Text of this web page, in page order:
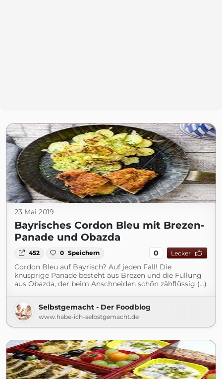
23 Mai 2019
Bayrisches Cordon Bleu mit Brezen-
Panade und Obazda
452 0 Speichern 0 Lecker
Cordon Bleu auf Bayrisch? Auf jeden Fall! Die
knusprige Panade besteht aus Brezen und die Füllung
aus Obazda, der beim Anschneiden schön zähflüssig (...)
Selbstgemacht - Der Foodblog
www.habe-ich-selbstgemacht.de